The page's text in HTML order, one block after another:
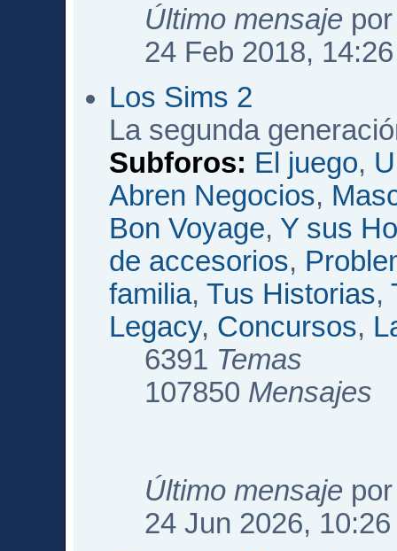
Último mensaje
24 Feb 2018, 14:26
Los Sims 2
La segunda
Subforos: El juego,
Abren Negocios,
Bon Voyage, Y sus
de accesorios,
familia,Tus Historias,
Legacy, Concursos,
6391 Temas
107850 Mensajes
Último mensaje
24 Jun 2026, 10:26